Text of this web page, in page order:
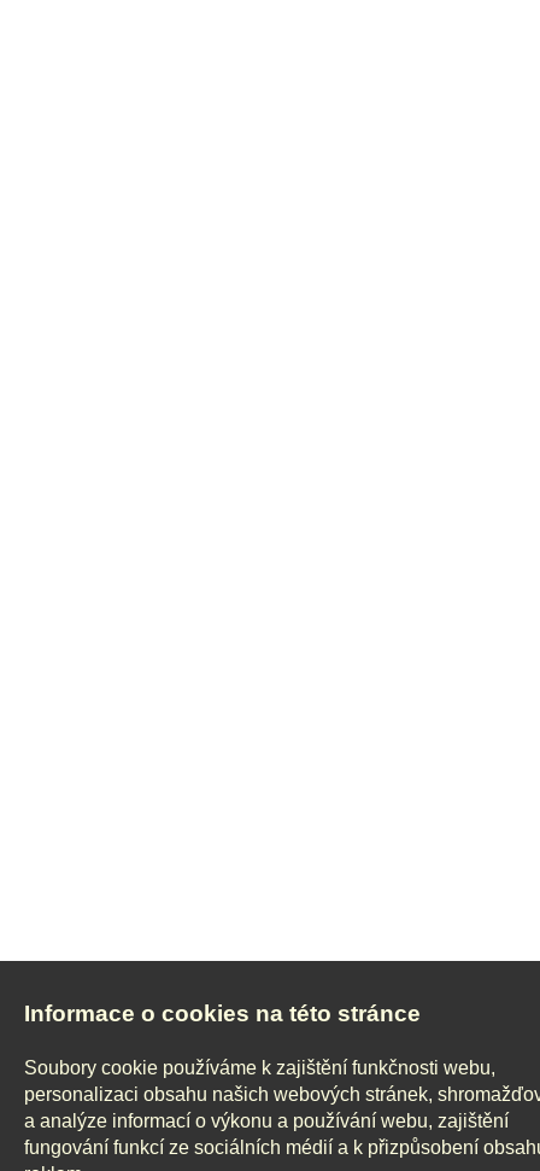
Informace o cookies na této stránce
Soubory cookie používáme k zajištění funkčnosti webu,
personalizaci obsahu našich webových stránek,
a analýze informací o výkonu a používání webu, zajištění
fungování funkcí ze sociálních médií a k přizpůsobení